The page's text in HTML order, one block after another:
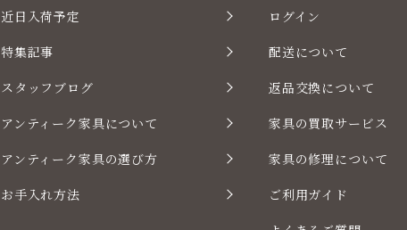
近日入荷予定
特集記事
スタッフブログ
アンティーク家具について
アンティーク家具の選び方
お手入れ方法
ログイン
配送について
返品交換について
家具の買取サービス
家具の修理について
ご利用ガイド